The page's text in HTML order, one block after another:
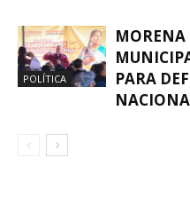
POLÍTICA
MORENA
PARA